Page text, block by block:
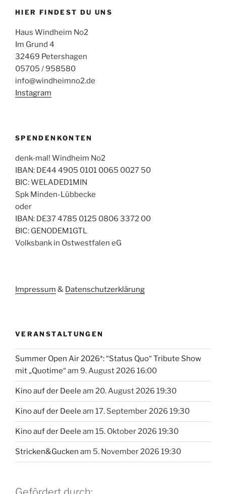
HIER FINDEST DU UNS
Haus Windheim No2
Im Grund 4
32469 Petershagen
05705 / 958580
info@windheimno2.de
Instagram
SPENDENKONTEN
denk-mal! Windheim No2
IBAN: DE44 4905 0101 0065 0027 50
BIC: WELADED1MIN
Spk Minden-Lübbecke
oder
IBAN: DE37 4785 0125 0806 3372 00
BIC: GENODEM1GTL
Volksbank in Ostwestfalen eG
Impressum & Datenschutzerklärung
VERANSTALTUNGEN
Summer Open Air 2026*: “Status Quo“ Tribute Show
mit „Quotime“ am 9. August 2026 16:00
Kino auf der Deele am 20. August 2026 19:30
Kino auf der Deele am 17. September 2026 19:30
Kino auf der Deele am 15. Oktober 2026 19:30
Stricken&Gucken am 5. November 2026 19:30